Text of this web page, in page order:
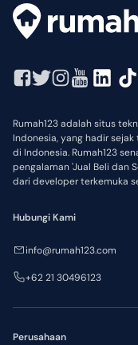
Rumah123 adalah situs
Indonesia, yang hadir
di Indonesia. Rumah123
pengalaman 'Jual Beli dan
dari developer terkemuka
Perusahaan
Hubungi Kami
info@rumah123.com
+62 21 30496123